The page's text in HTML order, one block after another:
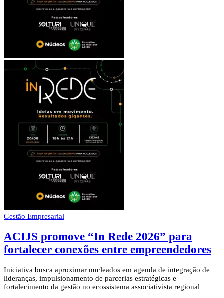
Gestão Empresarial
ACIJS promove “In Rede 2026” para
fortalecer conexões entre empreendedores
Iniciativa busca aproximar nucleados em agenda de integração de
lideranças, impulsionamento de parcerias estratégicas e
fortalecimento da gestão no ecossistema associativista regional